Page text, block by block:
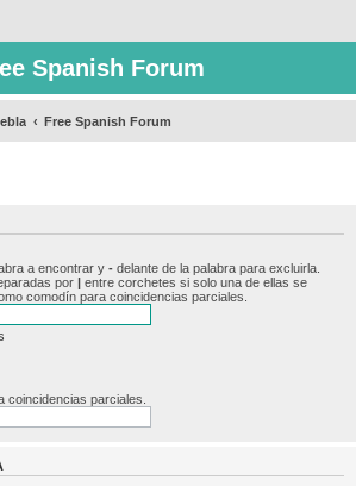
Spanish Forum
Free Spanish Forum
a encontrar y - delante de la palabra para excluirla.
por | entre corchetes si solo una de ellas se
comodín para coincidencias parciales.
coincidencias parciales.